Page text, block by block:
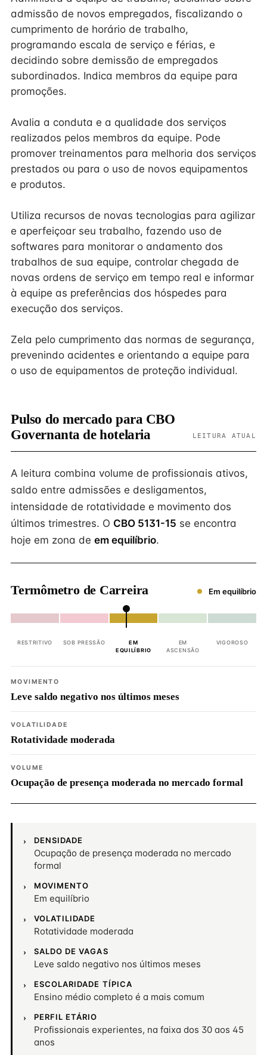
admissão de novos empregados, fiscalizando o
cumprimento de horário de trabalho,
programando escala de serviço e férias, e
decidindo sobre demissão de empregados
subordinados. Indica membros da equipe para
promoções.
Avalia a conduta e a qualidade dos serviços
realizados pelos membros da equipe. Pode
promover treinamentos para melhoria dos serviços
prestados ou para o uso de novos equipamentos
e produtos.
Utiliza recursos de novas tecnologias para agilizar
e aperfeiçoar seu trabalho, fazendo uso de
softwares para monitorar o andamento dos
trabalhos de sua equipe, controlar chegada de
novas ordens de serviço em tempo real e informar
à equipe as preferências dos hóspedes para
execução dos serviços.
Zela pelo cumprimento das normas de segurança,
prevenindo acidentes e orientando a equipe para
o uso de equipamentos de proteção individual.
Pulso do mercado para CBO
Governanta de hotelaria
LEITURA ATUAL
A leitura combina volume de profissionais ativos,
saldo entre admissões e desligamentos,
intensidade de rotatividade e movimento dos
últimos trimestres. O CBO 5131-15 se encontra
hoje em zona de em equilíbrio.
Termômetro de Carreira Em equilíbrio
RESTRITIVO SOB PRESSÃO
EM
EQUILÍBRIO
EM
ASCENSÃO
VIGOROSO
MOVIMENTO
Leve saldo negativo nos últimos meses
VOLATILIDADE
Rotatividade moderada
VOLUME
Ocupação de presença moderada no mercado formal
DENSIDADE
Ocupação de presença moderada no mercado
formal
MOVIMENTO
Em equilíbrio
VOLATILIDADE
Rotatividade moderada
SALDO DE VAGAS
Leve saldo negativo nos últimos meses
ESCOLARIDADE TÍPICA
Ensino médio completo é a mais comum
PERFIL ETÁRIO
Profissionais experientes, na faixa dos 30 aos 45
anos